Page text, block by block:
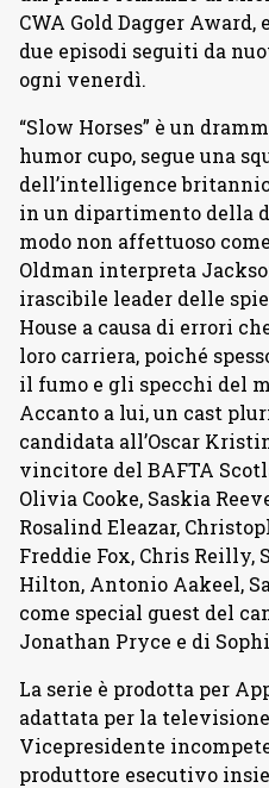
CWA Gold Dagger
due episodi seguiti da
ogni venerdì.
“Slow Horses” è un
humor cupo, segue una
dell’intelligence
in un dipartimento della
modo non affettuoso
Oldman interpreta
irascibile leader delle
House a causa di errori
loro carriera, poiché
il fumo e gli specchi del
Accanto a lui, un cast
candidata all’Oscar
vincitore del BAFTA
Olivia Cooke, Saskia
Rosalind Eleazar,
Freddie Fox, Chris Reilly,
Hilton, Antonio Aakeel,
come special guest del
Jonathan Pryce e di
La serie è prodotta per
adattata per la
Vicepresidente
produttore esecutivo